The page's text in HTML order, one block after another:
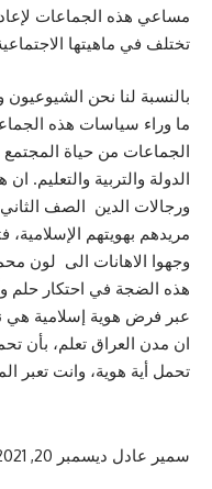
مساعي هذه الجماعات لإعادة
تختلف في ماهيتها
بالنسبة لنا نحن الشيوعيون
ما وراء سياسات هذه
الجماعات من حياة
الدولة والتربية والتعليم.
ورجالات الدين الصف
مريدهم بهويتهم الإسلامية،
وجهوا الاهانات الى لون
هذه الضجة في احتكار حلم
عبر فرض هوية إسلامية هي
ان مدن العراق تعلم، بأن
تحمل أية هوية، وانت تعبر
سمير عادل ديسمبر 20, 2021